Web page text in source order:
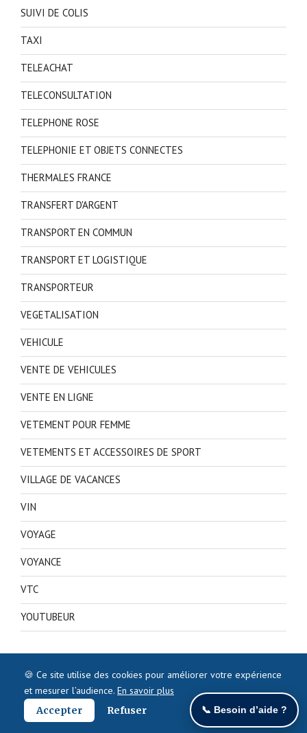
SUIVI DE COLIS
TAXI
TELEACHAT
TELECONSULTATION
TELEPHONE ROSE
TELEPHONIE ET OBJETS CONNECTES
THERMALES FRANCE
TRANSFERT D'ARGENT
TRANSPORT EN COMMUN
TRANSPORT ET LOGISTIQUE
TRANSPORTEUR
VEGETALISATION
VEHICULE
VENTE DE VEHICULES
VENTE EN LIGNE
VETEMENT POUR FEMME
VETEMENTS ET ACCESSOIRES DE SPORT
VILLAGE DE VACANCES
VIN
VOYAGE
VOYANCE
VTC
YOUTUBEUR
🍪 Ce site utilise des cookies pour améliorer votre expérience
et mesurer l’audience. En savoir plus
Accepter
Refuser 📞 Besoin d’aide ?